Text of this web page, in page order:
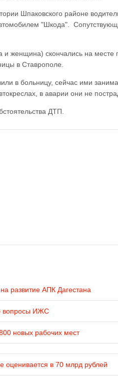
Шпаковского районе
"Шкода".
и женщина) скончались на
в Ставрополе.
в больницу, сейчас ими
в аварии они не
ДТП.
развитие АПК Дагестана
вопросы ИЖС
новых рабочих мест
оценивается в 70 млрд рублей